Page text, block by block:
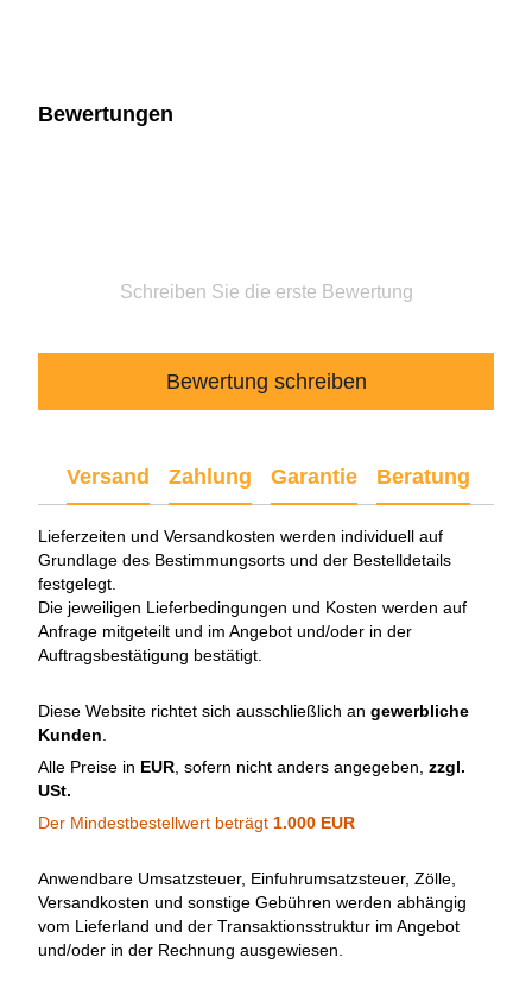
Bewertungen
Schreiben Sie die erste Bewertung
Bewertung schreiben
Versand Zahlung Garantie Beratung
Lieferzeiten und Versandkosten werden individuell auf
Grundlage des Bestimmungsorts und der Bestelldetails
festgelegt.
Die jeweiligen Lieferbedingungen und Kosten werden auf
Anfrage mitgeteilt und im Angebot und/oder in der
Auftragsbestätigung bestätigt.
Diese Website richtet sich ausschließlich an gewerbliche
Kunden
Alle Preise in EUR , sofern nicht anders angegeben, zzgl.
USt.
Der Mindestbestellwert beträgt 1.000 EUR
Anwendbare Umsatzsteuer, Einfuhrumsatzsteuer, Zölle,
Versandkosten und sonstige Gebühren werden abhängig
vom Lieferland und der Transaktionsstruktur im Angebot
und/oder in der Rechnung ausgewiesen.